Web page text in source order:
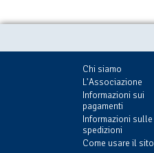
Chi siamo
L'Associazione
Informazioni sui
pagamenti
Informazioni sulle
spedizioni
Come usare il sito